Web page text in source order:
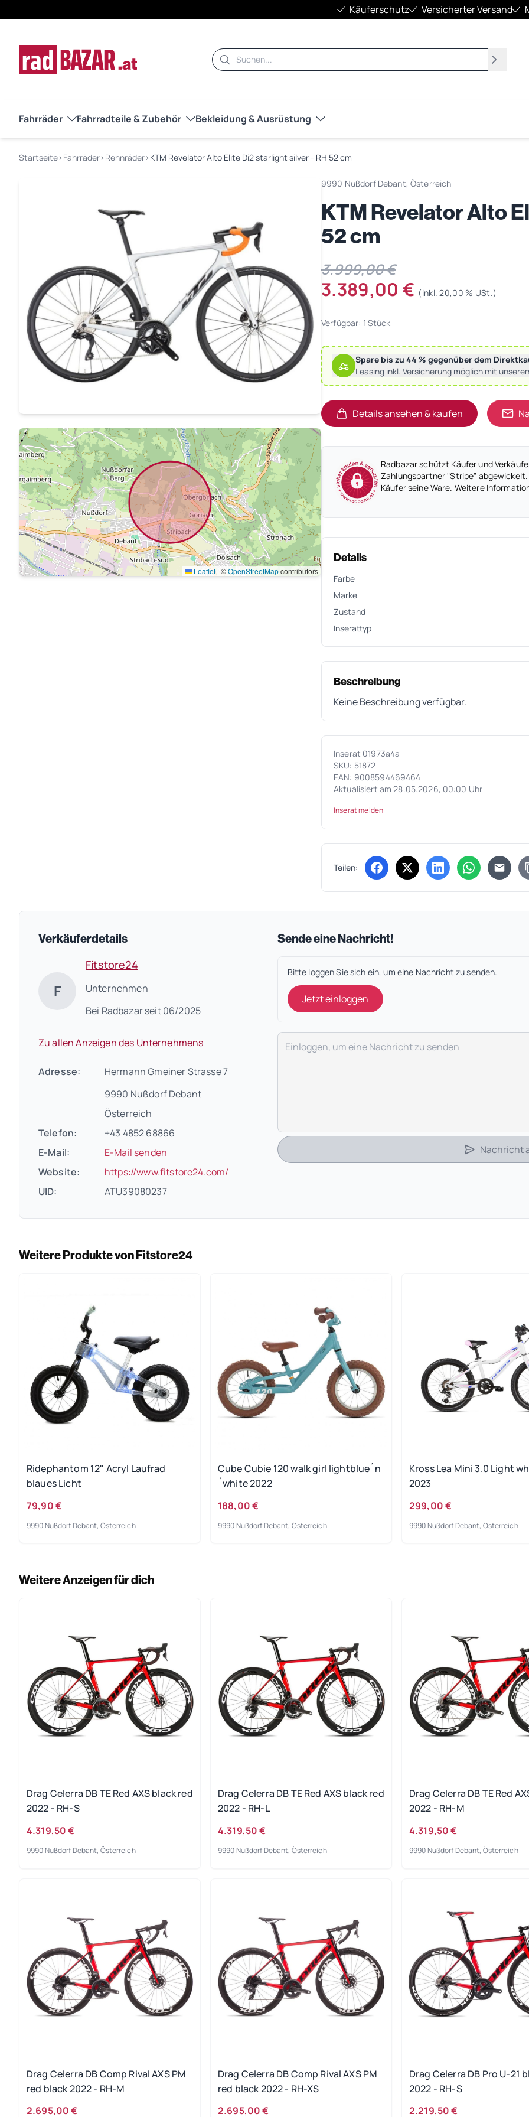
Käuferschutz Versicherter Versand
Suche
Suchen
Fahrräder Fahrradteile & Zubehör Bekleidung & Ausrüstung
Startseite›Fahrräder›Rennräder›KTM Revelator Alto Elite Di2 starlight silver - RH 52 cm
Leaflet | ©OpenStreetMapcontributors
9990 Nußdorf Debant, Österreich
KTM Revelator Alto
52 cm
3.999,00 €
3.389,00 € (inkl. 20,00 % USt.)
Verfügbar: 1 Stück
Spare bis zu 44 % gegenüber dem
Leasing inkl. Versicherung möglich mit
Details ansehen & kaufen
(öffnet in neuem Tab)
(öffnet in neuem Tab)
Radbazar schützt Käufer und
Zahlungspartner "Stripe"
Käufer seine Ware. Weitere
Details
Farbe
Marke
Zustand
Inserattyp
Beschreibung
Keine Beschreibung verfügbar.
Inserat 01973a4a
SKU: 51872
EAN: 9008594469464
Aktualisiert am 28.05.2026, 00:00 Uhr
Inserat melden
Teilen: (öffnet in neuem Tab)
(öffnet in neuem Tab)
(öffnet in neuem
(öffnet in
Verkäuferdetails
F
Fitstore24
Unternehmen
Bei Radbazar seit 06/2025
Zu allen Anzeigen des Unternehmens
Adresse:
Hermann Gmeiner Strasse 7
9990 Nußdorf Debant
Österreich
Telefon:
+43 4852 68866
E-Mail:
E-Mail senden
Website:
https://www.fitstore24.com/
UID:
ATU39080237
Sende eine Nachricht!
Bitte loggen Sie sich ein, um eine Nachricht zu senden.
Jetzt einloggen
Deine Nachricht
Nachricht
Weitere Produkte von Fitstore24
Ridephantom 12" Acryl Laufrad
blaues Licht
79,90 €
9990 Nußdorf Debant, Österreich
Cube Cubie 120 walk girl lightblue´n
´white 2022
188,00 €
9990 Nußdorf Debant, Österreich
Kross Lea Mini 3.0 Light
2023
299,00 €
9990 Nußdorf Debant, Österreich
Weitere Anzeigen für dich
Drag Celerra DB TE Red AXS black red
2022 - RH-S
4.319,50 €
9990 Nußdorf Debant, Österreich
Drag Celerra DB TE Red AXS black red
2022 - RH-L
4.319,50 €
9990 Nußdorf Debant, Österreich
Drag Celerra DB TE Red
2022 - RH-M
4.319,50 €
9990 Nußdorf Debant, Österreich
Drag Celerra DB Comp Rival AXS PM
red black 2022 - RH-M
2.695,00 €
Drag Celerra DB Comp Rival AXS PM
red black 2022 - RH-XS
2.695,00 €
Drag Celerra DB Pro U-21
2022 - RH-S
2.219,50 €